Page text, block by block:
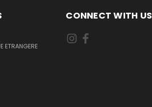
ETRANGERE
CONNECT WITH US